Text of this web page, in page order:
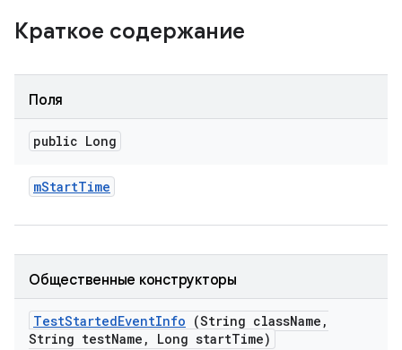
Краткое содержание
Поля
public Long
mStartTime
Общественные конструкторы
TestStartedEventInfo (String className ,
String testName , Long startTime)